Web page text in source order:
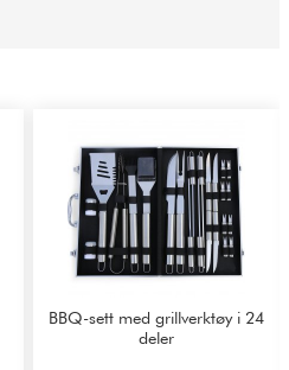
BBQ-sett med grillverktøy i 24
deler